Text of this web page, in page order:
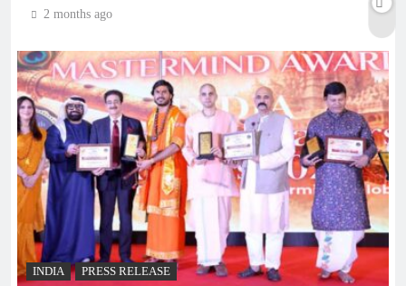
2 months ago
INDIA PRESS RELEASE